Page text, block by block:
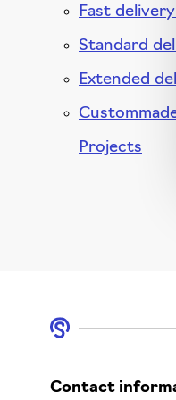
Fast
Standard
Extended
Projects
Contact